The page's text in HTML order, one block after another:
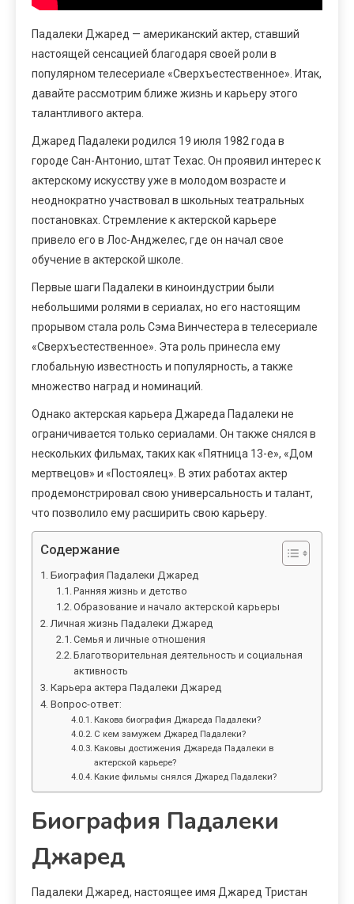
Падалеки Джаред — американский актер, ставший
настоящей сенсацией благодаря своей роли в
популярном телесериале «Сверхъестественное». Итак,
давайте рассмотрим ближе жизнь и карьеру этого
талантливого актера.
Джаред Падалеки родился 19 июля 1982 года в
городе Сан-Антонио, штат Техас. Он проявил интерес к
актерскому искусству уже в молодом возрасте и
неоднократно участвовал в школьных театральных
постановках. Стремление к актерской карьере
привело его в Лос-Анджелес, где он начал свое
обучение в актерской школе.
Первые шаги Падалеки в киноиндустрии были
небольшими ролями в сериалах, но его настоящим
прорывом стала роль Сэма Винчестера в телесериале
«Сверхъестественное». Эта роль принесла ему
глобальную известность и популярность, а также
множество наград и номинаций.
Однако актерская карьера Джареда Падалеки не
ограничивается только сериалами. Он также снялся в
нескольких фильмах, таких как «Пятница 13-е», «Дом
мертвецов» и «Постоялец». В этих работах актер
продемонстрировал свою универсальность и талант,
что позволило ему расширить свою карьеру.
Содержание
Биография Падалеки Джаред
Ранняя жизнь и детство
Образование и начало актерской карьеры
Личная жизнь Падалеки Джаред
Семья и личные отношения
Благотворительная деятельность и социальная
активность
Карьера актера Падалеки Джаред
Вопрос-ответ:
Какова биография Джареда Падалеки?
С кем замужем Джаред Падалеки?
Каковы достижения Джареда Падалеки в
актерской карьере?
Какие фильмы снялся Джаред Падалеки?
Биография Падалеки
Джаред
Падалеки Джаред, настоящее имя Джаред Тристан